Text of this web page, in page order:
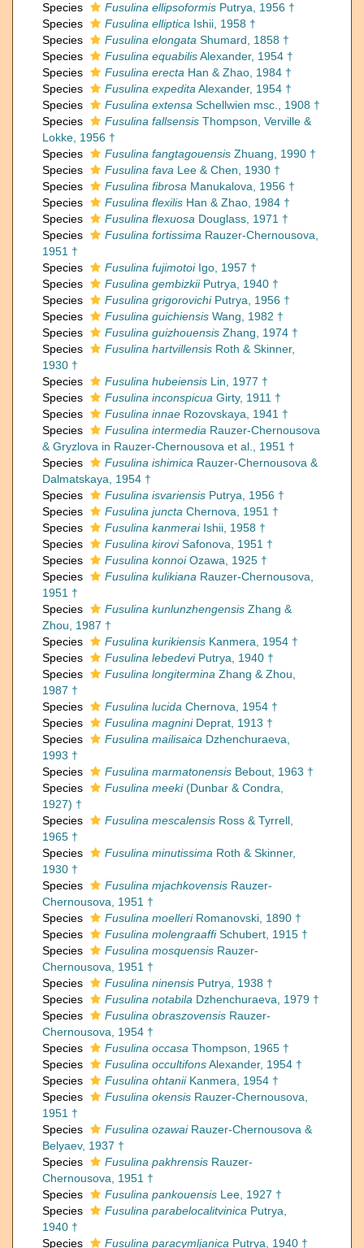
Species
Fusulina ellipsoformis Putrya, 1956 †
Species
Fusulina elliptica Ishii, 1958 †
Species
Fusulina elongata Shumard, 1858 †
Species
Fusulina equabilisAlexander, 1954 †
Species
Fusulina erecta Han & Zhao, 1984 †
Species
Fusulina expedita Alexander, 1954 †
Species
Fusulina extensa Schellwien msc., 1908 †
Species
Fusulina fallsensis Thompson, Verville &
Lokke, 1956 †
Species
Fusulina fangtagouensis Zhuang, 1990 †
Species
Fusulina fava Lee & Chen, 1930 †
Species
Fusulina fibrosa Manukalova, 1956 †
Species
Fusulina flexilis Han & Zhao, 1984 †
Species
Fusulina flexuosa Douglass, 1971 †
Species
Fusulina fortissima Rauzer-Chernousova,
1951 †
Species
Fusulina fujimotoiIgo, 1957 †
Species
Fusulina gembizkiiPutrya, 1940 †
Species
Fusulina grigorovichiPutrya, 1956 †
Species
Fusulina guichiensis Wang, 1982 †
Species
Fusulina guizhouensis Zhang, 1974 †
Species
Fusulina hartvillensis Roth & Skinner,
1930 †
Species
Fusulina hubeiensis Lin, 1977 †
Species
Fusulina inconspicua Girty, 1911 †
Species
Fusulina innae Rozovskaya, 1941 †
Species
Fusulina intermedia Rauzer-Chernousova
& Gryzlova in Rauzer-Chernousova et al., 1951 †
Species
Fusulina ishimica Rauzer-Chernousova &
Dalmatskaya, 1954 †
Species
Fusulina isvariensis Putrya, 1956 †
Species
Fusulina juncta Chernova, 1951 †
Species
Fusulina kanmeraiIshii, 1958 †
Species
Fusulina kiroviSafonova, 1951 †
Species
Fusulina konnoiOzawa, 1925 †
Species
Fusulina kulikiana Rauzer-Chernousova,
1951 †
Species
Fusulina kunlunzhengensis Zhang &
Zhou, 1987 †
Species
Fusulina kurikiensis Kanmera, 1954 †
Species
Fusulina lebedeviPutrya, 1940 †
Species
Fusulina longitermina Zhang & Zhou,
1987 †
Species
Fusulina lucida Chernova, 1954 †
Species
Fusulina magniniDeprat, 1913 †
Species
Fusulina mailisaica Dzhenchuraeva,
1993 †
Species
Fusulina marmatonensis Bebout, 1963 †
Species
Fusulina meeki(Dunbar & Condra,
1927) †
Species
Fusulina mescalensis Ross & Tyrrell,
1965 †
Species
Fusulina minutissima Roth & Skinner,
1930 †
Species
Fusulina mjachkovensis Rauzer-
Chernousova, 1951 †
Species
Fusulina moelleriRomanovski, 1890 †
Species
Fusulina molengraaffiSchubert, 1915 †
Species
Fusulina mosquensis Rauzer-
Chernousova, 1951 †
Species
Fusulina ninensis Putrya, 1938 †
Species
Fusulina notabila Dzhenchuraeva, 1979 †
Species
Fusulina obraszovensis Rauzer-
Chernousova, 1954 †
Species
Fusulina occasa Thompson, 1965 †
Species
Fusulina occultifonsAlexander, 1954 †
Species
Fusulina ohtaniiKanmera, 1954 †
Species
Fusulina okensis Rauzer-Chernousova,
1951 †
Species
Fusulina ozawaiRauzer-Chernousova &
Belyaev, 1937 †
Species
Fusulina pakhrensis Rauzer-
Chernousova, 1951 †
Species
Fusulina pankouensis Lee, 1927 †
Species
Fusulina parabelocalitvinica Putrya,
1940 †
Species
Fusulina paracymljanica Putrya, 1940 †